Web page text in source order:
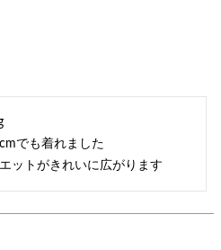
でも着れました
ットがきれいに広がります